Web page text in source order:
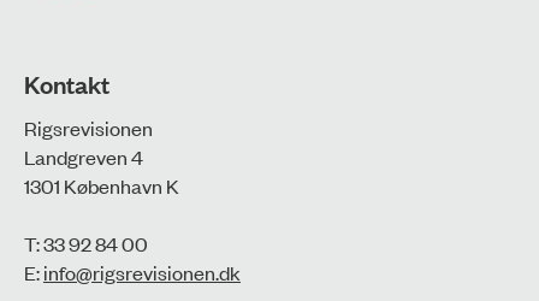
Kontakt
Rigsrevisionen
Landgreven 4
1301 København K
T: 33 92 84 00
E:info@rigsrevisionen.dk